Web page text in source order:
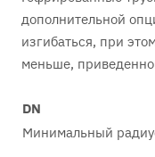
дополнительной
изгибаться, при
меньше,
DN
Минимальный